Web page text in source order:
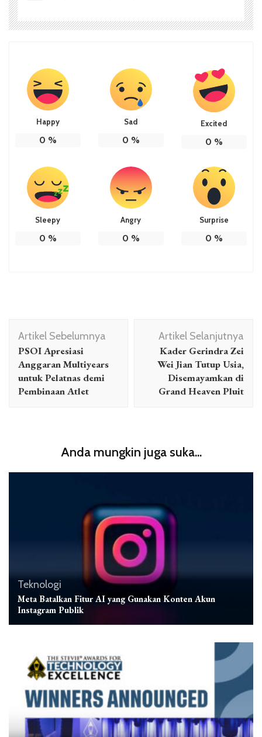
Happy
0 %
Sad
0 %
Excited
0 %
Sleepy
0 %
Angry
0 %
Surprise
0 %
Navigasi
Artikel
Artikel Sebelumnya
PSOI Apresiasi
Anggaran Multiyears
untuk Pelatnas demi
Pembinaan Atlet
Artikel Selanjutnya
Kader Gerindra Zei
Wei Jian Tutup Usia,
Disemayamkan di
Grand Heaven Pluit
Anda mungkin juga suka...
Teknologi
Meta Batalkan Fitur AI yang Gunakan Konten Akun
Instagram Publik